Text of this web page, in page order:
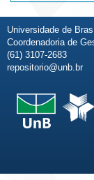
Universidade de
Coordenadoria de
(61) 3107-2683
repositorio@unb.br